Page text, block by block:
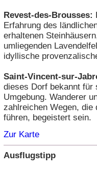
Revest-des-Brousses:
Erfahrung des
erhaltenen
umliegenden
idyllische
Saint-Vincent-sur-
dieses Dorf bekannt für
Umgebung. Wanderer
zahlreichen Wegen, die
führen, begeistert sein.
Zur Karte
Ausflugstipp